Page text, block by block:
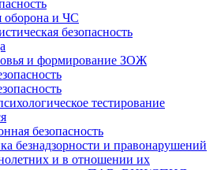
оборона и ЧС
безопасность
и формирование ЗОЖ
тестирование
безопасность
безнадзорности и правонарушений
и в отношении их